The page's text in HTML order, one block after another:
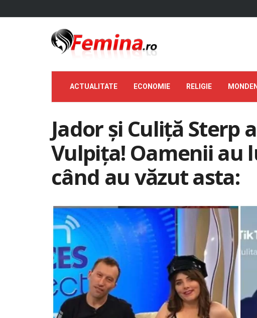
ACTUALITATE ECONOMIE RELIGIE MONDEN
Jador şi Culiţă Sterp
Vulpiţa! Oamenii au
când au văzut asta: